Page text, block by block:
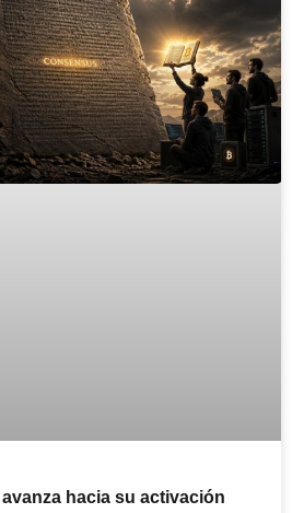
hacia su activación